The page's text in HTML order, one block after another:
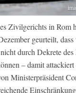
Zivilgerichts in Rom
geurteilt, dass
durch Dekrete
– damit
Ministerpräsident